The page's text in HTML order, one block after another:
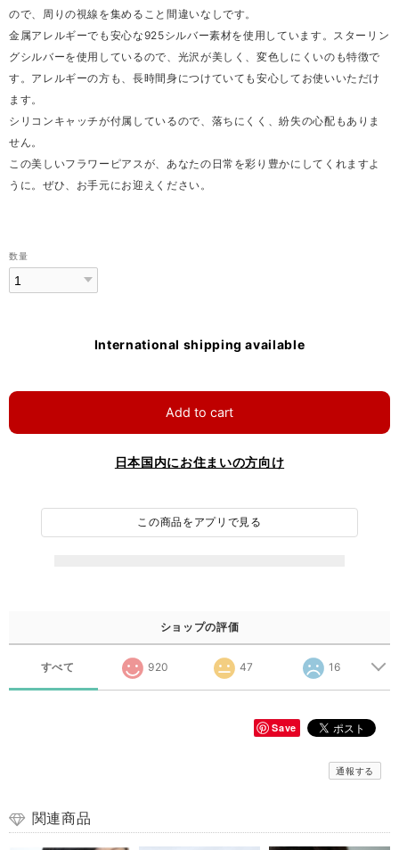
ので、周りの視線を集めること間違いなしです。
金属アレルギーでも安心な925シルバー素材を使用しています。スターリン
グシルバーを使用しているので、光沢が美しく、変色しにくいのも特徴で
す。アレルギーの方も、長時間身につけていても安心してお使いいただけ
ます。
シリコンキャッチが付属しているので、落ちにくく、紛失の心配もありま
せん。
この美しいフラワーピアスが、あなたの日常を彩り豊かにしてくれますよ
うに。ぜひ、お手元にお迎えください。
数量
International shipping available
Add to cart
日本国内にお住まいの方向け
この商品をアプリで見る
ショップの評価
すべて 920 47 16
Save
通報する
関連商品